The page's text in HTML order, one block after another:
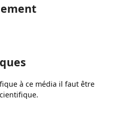
à ce média il faut être